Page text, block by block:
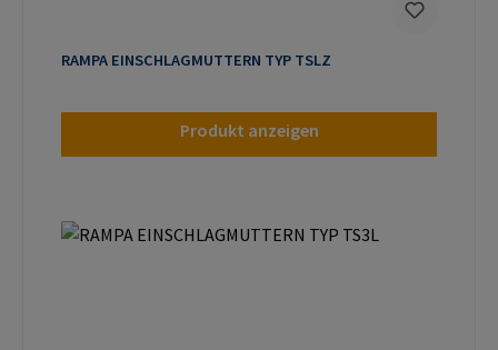
RAMPA EINSCHLAGMUTTERN TYP TSLZ
Produkt anzeigen